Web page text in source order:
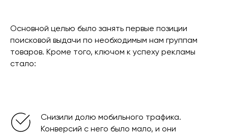
Основной целью было занять первые позиции
поисковой выдачи по необходимым нам группам
товаров. Кроме того, ключом к успеху рекламы
стало:
Снизили долю мобильного трафика.
Конверсий с него было мало, и они